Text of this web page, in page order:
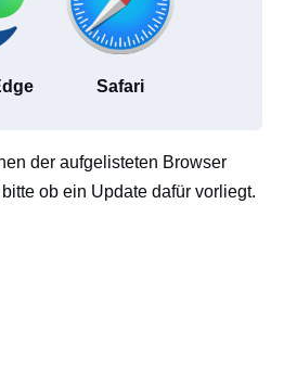
Safari
der aufgelisteten Browser
ob ein Update dafür vorliegt.